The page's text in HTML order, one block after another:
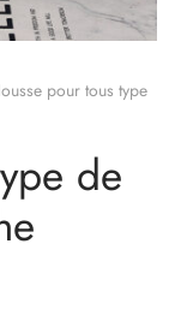
pour tous type
de